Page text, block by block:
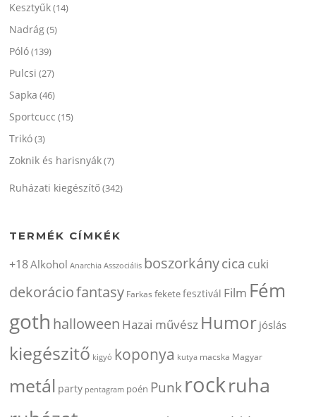
Kesztyűk(14)
Nadrág(5)
Póló(139)
Pulcsi (27)
Sapka (46)
Sportcucc (15)
Trikó(3)
Zoknik és harisnyák(7)
Ruházati kiegészítő(342)
TERMÉK CÍMKÉK
+18Alkohol Anarchia Asszociális boszorkánycica cuki
dekoráciofantasy Farkas feketefesztivál Film Fém
goth halloween Hazai művész Humor jóslás
kiegészitő kigyó koponya kutya macska Magyar
metál party pentagram poén Punkrockruha